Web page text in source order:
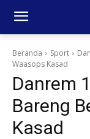
Beranda Sport
Waasops Kasad
Danrem
Bareng
Kasad